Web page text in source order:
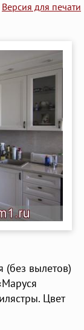
Версия для печати
(без вылетов)
Цвет